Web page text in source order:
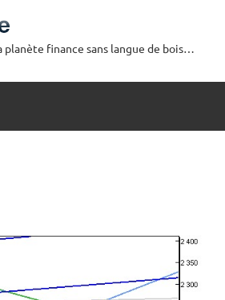
finance sans langue de bois…